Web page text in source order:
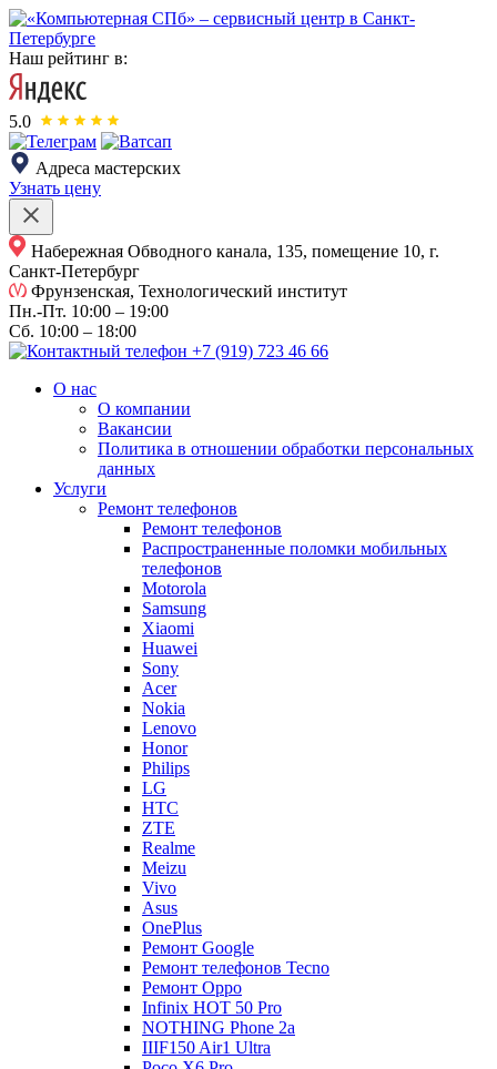
Наш рейтинг в:
5.0
Адреса мастерских
Узнать цену
Набережная Обводного канала, 135, помещение 10, г.
Санкт-Петербург
Фрунзенская, Технологический институт
Пн.-Пт. 10:00 – 19:00
Сб. 10:00 – 18:00
+7 (919) 723 46 66
О нас
О компании
Вакансии
Политика в отношении обработки персональных
данных
Услуги
Ремонт телефонов
Ремонт телефонов
Распространенные поломки мобильных
телефонов
Motorola
Samsung
Xiaomi
Huawei
Sony
Acer
Nokia
Lenovo
Honor
Philips
LG
HTC
ZTE
Realme
Meizu
Vivo
Asus
OnePlus
Ремонт Google
Ремонт телефонов Tecno
Ремонт Oppo
Infinix HOT 50 Pro
NOTHING Phone 2a
IIIF150 Air1 Ultra